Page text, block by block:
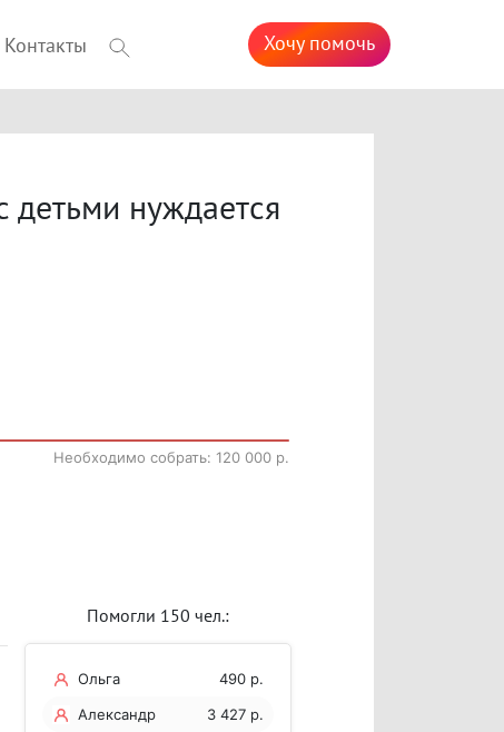
Контакты Хочу помочь
нуждается
Необходимо собрать: 120 000 р.
Помогли 150 чел.:
Ольга
490 р.
Александр
3 427 р.